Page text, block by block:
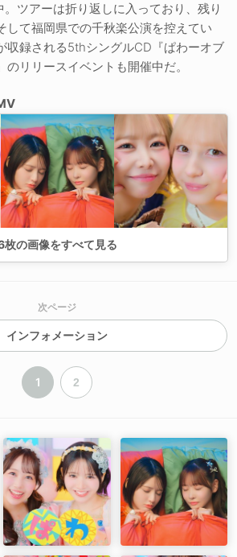
ツアーは折り返しに入っており、残り
して福岡県での千秋楽公演を控えてい
収録される5thシングルCD『ぱわーオブ
リリースイベントも開催中だ。
枚の画像をすべて見る
次ページ
インフォメーション
1 2